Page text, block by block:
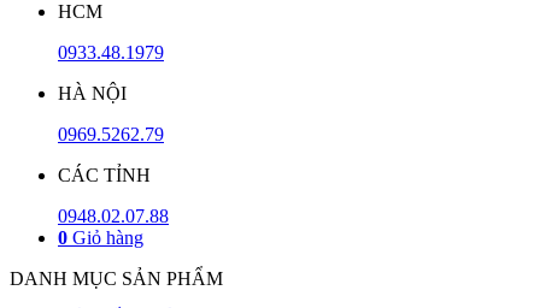
HCM
0933.48.1979
HÀ NỘI
0969.5262.79
CÁC TỈNH
0948.02.07.88
0 Giỏ hàng
DANH MỤC SẢN PHẨM